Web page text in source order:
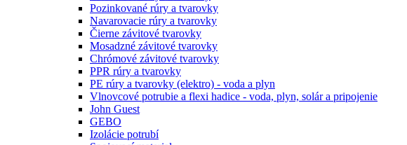
Pozinkované rúry a tvarovky
Navarovacie rúry a tvarovky
Čierne závitové tvarovky
Mosadzné závitové tvarovky
Chrómové závitové tvarovky
PPR rúry a tvarovky
PE rúry a tvarovky (elektro) - voda a plyn
Vlnovcové potrubie a flexi hadice - voda, plyn, solár a pripojenie
John Guest
GEBO
Izolácie potrubí